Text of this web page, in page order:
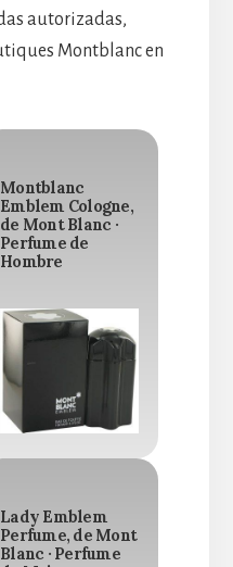
autorizadas,
Montblanc en
Montblanc
Emblem Cologne,
de Mont Blanc ·
Perfume de
Hombre
Lady Emblem
Perfume, de Mont
Blanc · Perfume